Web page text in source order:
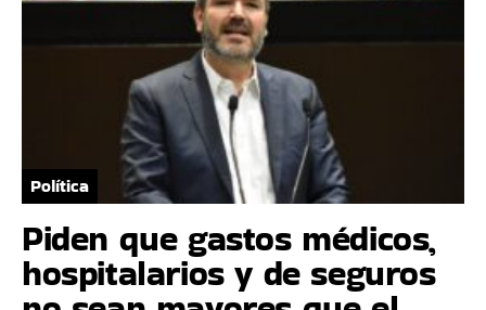
Política
Piden que gastos médicos,
hospitalarios y de seguros